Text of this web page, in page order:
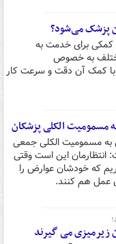
پزشک می‌شود؟
برای خدمت به
به خصوص
کمک آن دقت و سرعت کار
مسمومیت الکلی پزشکان
به مسمومیت الکلی جمعی
انتظارمان این است وقتی
که خودشان عوارض را
عمل هم کنند.